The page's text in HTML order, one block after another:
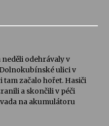
festival Quijotova
8. 2026
odehrávaly v
ulici v
začalo hořet. Hasiči
a skončili v péči
na akumulátoru